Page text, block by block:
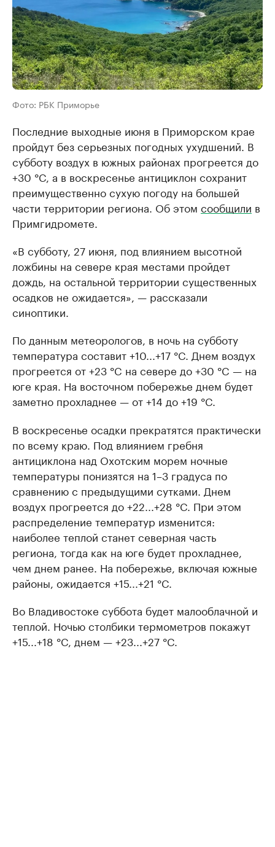
Фото: РБК Приморье
Последние выходные июня в Приморском крае
пройдут без серьезных погодных ухудшений. В
субботу воздух в южных районах прогреется до
+30 °C, а в воскресенье антициклон сохранит
преимущественно сухую погоду на большей
части территории региона. Об этом сообщили в
Примгидромете.
«В субботу, 27 июня, под влиянием высотной
ложбины на севере края местами пройдет
дождь, на остальной территории существенных
осадков не ожидается», — рассказали
синоптики.
По данным метеорологов, в ночь на субботу
температура составит +10...+17 °C. Днем воздух
прогреется от +23 °C на севере до +30 °C — на
юге края. На восточном побережье днем будет
заметно прохладнее — от +14 до +19 °C.
В воскресенье осадки прекратятся практически
по всему краю. Под влиянием гребня
антициклона над Охотским морем ночные
температуры понизятся на 1–3 градуса по
сравнению с предыдущими сутками. Днем
воздух прогреется до +22...+28 °C. При этом
распределение температур изменится:
наиболее теплой станет северная часть
региона, тогда как на юге будет прохладнее,
чем днем ранее. На побережье, включая южные
районы, ожидается +15...+21 °C.
Во Владивостоке суббота будет малооблачной и
теплой. Ночью столбики термометров покажут
+15...+18 °C, днем — +23...+27 °C.